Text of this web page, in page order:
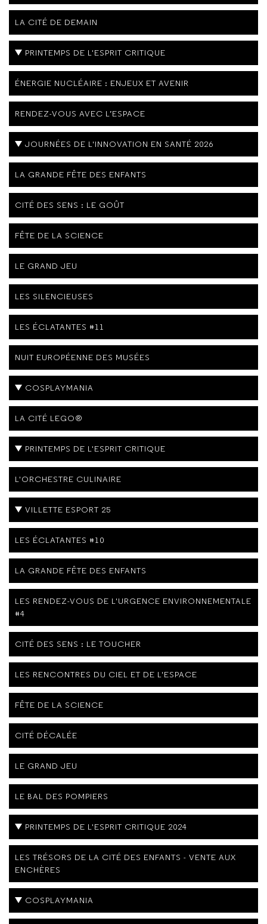
LA CITÉ DE DEMAIN
PRINTEMPS DE L'ESPRIT CRITIQUE
ÉNERGIE NUCLÉAIRE : ENJEUX ET AVENIR
RENDEZ-VOUS AVEC L’ESPACE
JOURNÉES DE L'INNOVATION EN SANTÉ 2026
LA GRANDE FÊTE DES ENFANTS
CITÉ DES SENS : LE GOÛT
FÊTE DE LA SCIENCE
LE GRAND JEU
LES SILENCIEUSES
LES ÉCLATANTES #11
NUIT EUROPÉENNE DES MUSÉES
COSPLAYMANIA
LA CITÉ LEGO®
PRINTEMPS DE L'ESPRIT CRITIQUE
L'ORCHESTRE CULINAIRE
VILLETTE ESPORT 25
LES ÉCLATANTES #10
LA GRANDE FÊTE DES ENFANTS
LES RENDEZ-VOUS DE L'URGENCE ENVIRONNEMENTALE
#4
CITÉ DES SENS : LE TOUCHER
LES RENCONTRES DU CIEL ET DE L'ESPACE
FÊTE DE LA SCIENCE
CITÉ DÉCALÉE
LE GRAND JEU
LE BAL DES POMPIERS
PRINTEMPS DE L'ESPRIT CRITIQUE 2024
LES TRÉSORS DE LA CITÉ DES ENFANTS - VENTE AUX
ENCHÈRES
COSPLAYMANIA